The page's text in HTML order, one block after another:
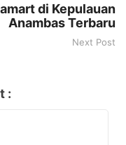
di Kepulauan
Anambas Terbaru
Next Post
: